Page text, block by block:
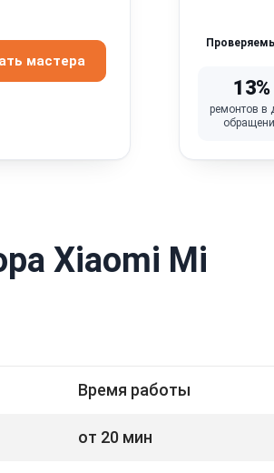
мастера
13%
ремонтов в
Xiaomi Mi
Время работы
от 20 мин